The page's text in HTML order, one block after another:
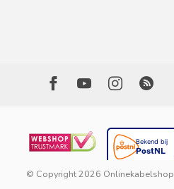
© Copyright 2026 Onlinekabelshop